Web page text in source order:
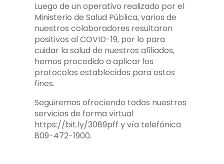
Luego de un operativo realizado por el
Ministerio de Salud Pública, varios de
nuestros colaboradores resultaron
positivos al COVID-19, por lo para
cuidar la salud de nuestros afiliados,
hemos procedido a aplicar los
protocolos establecidos para estos
fines.
Seguiremos ofreciendo todos nuestros
servicios de forma virtual
https://bit.ly/3089pff y vía telefónica
809-472-1900.